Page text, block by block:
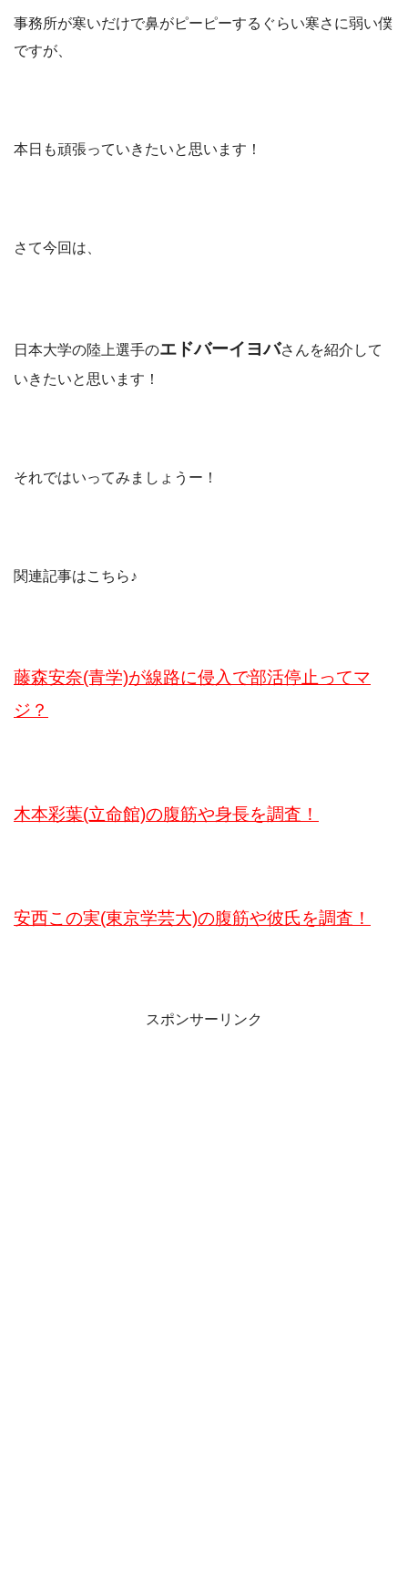
事務所が寒いだけで鼻がピーピーするぐらい寒さに弱い僕
ですが、
本日も頑張っていきたいと思います！
さて今回は、
日本大学の陸上選手のエドバーイヨバさんを紹介して
いきたいと思います！
それではいってみましょうー！
関連記事はこちら♪
藤森安奈(青学)が線路に侵入で部活停止ってマ
ジ？
木本彩葉(立命館)の腹筋や身長を調査！
安西この実(東京学芸大)の腹筋や彼氏を調査！
スポンサーリンク